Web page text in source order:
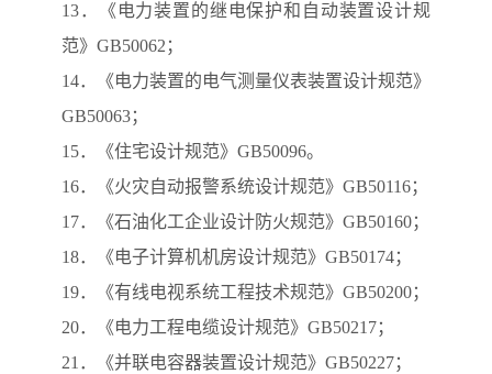
13．《电力装置的继电保护和自动装置设计规
范》GB50062；
14．《电力装置的电气测量仪表装置设计规范》
GB50063；
15．《住宅设计规范》GB50096。
16．《火灾自动报警系统设计规范》GB50116；
17．《石油化工企业设计防火规范》GB50160；
18．《电子计算机机房设计规范》GB50174；
19．《有线电视系统工程技术规范》GB50200；
20．《电力工程电缆设计规范》GB50217；
21．《并联电容器装置设计规范》GB50227；